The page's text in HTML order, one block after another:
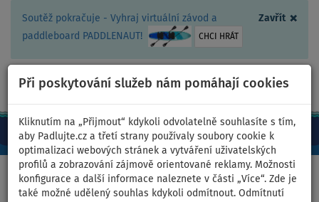
Zavřít ×
Soutěž pokračuje - Vyhraj virtuální závod a
paddleboard PADDLENAUT!
CHCI HRÁT
Při poskytování služeb nám pomáhají cookies
Kliknutím na „Přijmout“ kdykoli odvolatelně souhlasíte s tím,
aby Padlujte.cz a třetí strany používaly soubory cookie k
optimalizaci webových stránek a vytváření uživatelských
profilů a zobrazování zájmově orientované reklamy. Možnosti
konfigurace a další informace naleznete v části „Více“. Zde je
také možné udělený souhlas kdykoli odmítnout. Odmítnutí
CZ/Kč +420 467 409 090 0ks
Domů >Čluny a motory